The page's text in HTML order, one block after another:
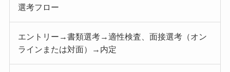
選考フロー
エントリー→書類選考→適性検査、面接選考（オン
ラインまたは対面）→内定